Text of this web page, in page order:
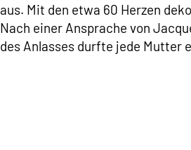
aus. Mit den etwa 60 Herzen
Nach einer Ansprache von
des Anlasses durfte jede Mutter